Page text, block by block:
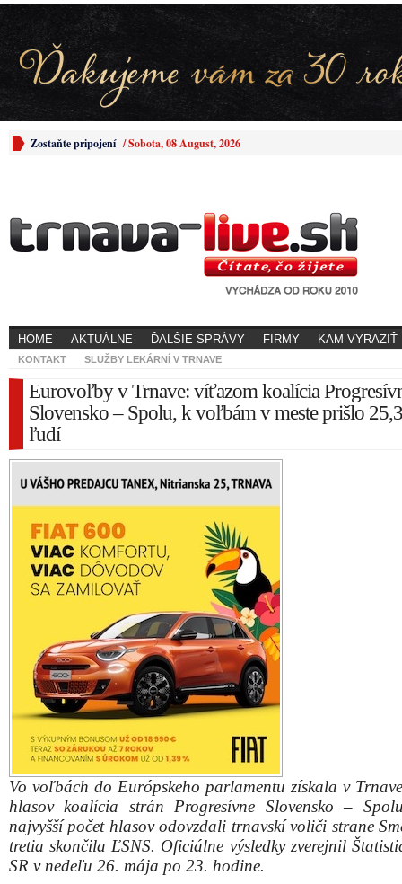
Zostaňte pripojení /Sobota, 08 August, 2026
HOME AKTUÁLNE ĎALŠIE SPRÁVY FIRMY KAM VYRAZIŤ
KONTAKT SLUŽBY LEKÁRNÍ V TRNAVE
Eurovoľby v Trnave: víťazom koalícia
Slovensko – Spolu, k voľbám v meste prišlo
ľudí
Vo voľbách do Európskeho parlamentu získala v
hlasov koalícia strán Progresívne Slovensko –
najvyšší počet hlasov odovzdali trnavskí voliči strane
tretia skončila ĽSNS. Oficiálne výsledky zverejnil
SR v nedeľu 26. mája po 23. hodine.